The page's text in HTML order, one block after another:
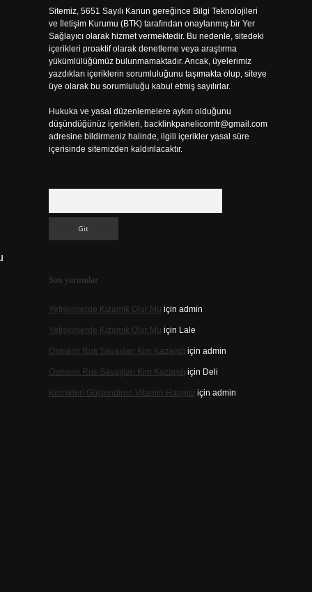
Sitemiz, 5651 Sayılı Kanun gereğince Bilgi Teknolojileri
ve İletişim Kurumu (BTK) tarafından onaylanmış bir Yer
Sağlayıcı olarak hizmet vermektedir. Bu nedenle, sitedeki
içerikleri proaktif olarak denetleme veya araştırma
yükümlülüğümüz bulunmamaktadır. Ancak, üyelerimiz
yazdıkları içeriklerin sorumluluğunu taşımakta olup, siteye
üye olarak bu sorumluluğu kabul etmiş sayılırlar.
Hukuka ve yasal düzenlemelere aykırı olduğunu
düşündüğünüz içerikleri, backlinkpanelicomtr@gmail.com
adresine bildirmeniz halinde, ilgili içerikler yasal süre
içerisinde sitemizden kaldırılacaktır.
Son yorumlar
Yetişkinlerde Kızamık Olur Mu için admin
Yetişkinlerde Kızamık Olur Mu için Lale
Osmanlı Rus Savaşları Kim Kazandı için admin
Osmanlı Rus Savaşları Kim Kazandı için Deli
Kemikleri Güçlendiren Vitamin Hangisi için admin